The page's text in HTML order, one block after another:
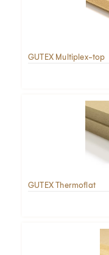
GUTEX Multiplex-top
GUTEX Thermoflat